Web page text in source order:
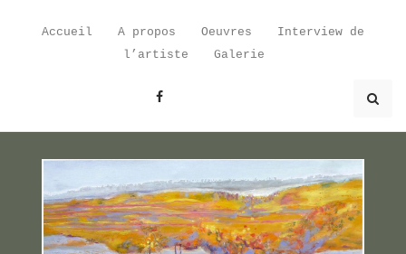
Accueil A propos Oeuvres
Interview de
l’artiste
Galerie